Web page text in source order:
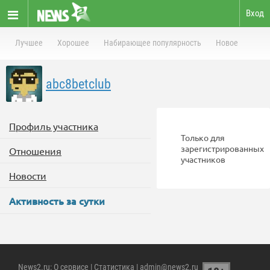
Вход
Лучшее Хорошее Набирающее популярность Новое
abc8betclub
Профиль участника
Отношения
Новости
Активность за сутки
Только для
зарегистрированных
участников
News2.ru: О сервисе | Статистика | admin@news2.ru